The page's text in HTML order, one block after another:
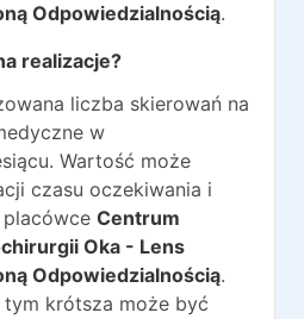
Odpowiedzialnością.
realizacje?
liczba skierowań na
w
Wartość może
czasu oczekiwania i
Centrum
Oka - Lens
Odpowiedzialnością.
krótsza może być